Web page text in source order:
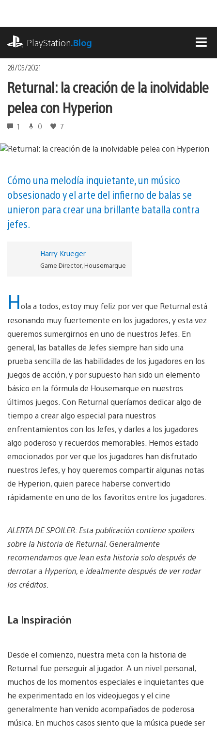
contenido
PlayStation.Blog
28/05/2021
Returnal: la creación de la inolvidable
pelea con Hyperion
1 0 7
Cómo una melodía inquietante, un músico
obsesionado y el arte del infierno de balas se
unieron para crear una brillante batalla contra
jefes.
Harry Krueger
Game Director, Housemarque
Hola a todos, estoy muy feliz por ver que Returnal está
resonando muy fuertemente en los jugadores, y esta vez
queremos sumergirnos en uno de nuestros Jefes. En
general, las batalles de Jefes siempre han sido una
prueba sencilla de las habilidades de los jugadores en los
juegos de acción, y por supuesto han sido un elemento
básico en la fórmula de Housemarque en nuestros
últimos juegos. Con Returnal queríamos dedicar algo de
tiempo a crear algo especial para nuestros
enfrentamientos con los Jefes, y darles a los jugadores
algo poderoso y recuerdos memorables. Hemos estado
emocionados por ver que los jugadores han disfrutado
nuestros Jefes, y hoy queremos compartir algunas notas
de Hyperion, quien parece haberse convertido
rápidamente en uno de los favoritos entre los jugadores.
ALERTA DE SPOILER: Esta publicación contiene spoilers
sobre la historia de Returnal. Generalmente
recomendamos que lean esta historia solo después de
derrotar a Hyperion, e idealmente después de ver rodar
los créditos.
La Inspiración
Desde el comienzo, nuestra meta con la historia de
Returnal fue perseguir al jugador. A un nivel personal,
muchos de los momentos especiales e inquietantes que
he experimentado en los videojuegos y el cine
generalmente han venido acompañados de poderosa
música. En muchos casos siento que la música puede ser